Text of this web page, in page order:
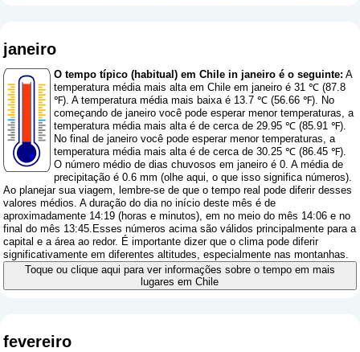
janeiro
O tempo típico (habitual) em Chile in janeiro é o seguinte: A
temperatura média mais alta em Chile em janeiro é 31 ℃ (87.8
℉). A temperatura média mais baixa é 13.7 ℃ (56.66 ℉). No
começando de janeiro você pode esperar menor temperaturas, a
temperatura média mais alta é de cerca de 29.95 ℃ (85.91 ℉).
No final de janeiro você pode esperar menor temperaturas, a
temperatura média mais alta é de cerca de 30.25 ℃ (86.45 ℉).
O número médio de dias chuvosos em janeiro é 0. A média de
precipitação é 0.6 mm (olhe aqui, o que isso significa números).
Ao planejar sua viagem, lembre-se de que o tempo real pode diferir desses
valores médios. A duração do dia no início deste mês é de
aproximadamente 14:19 (horas e minutos), em no meio do mês 14:06 e no
final do mês 13:45.Esses números acima são válidos principalmente para a
capital e a área ao redor. É importante dizer que o clima pode diferir
significativamente em diferentes altitudes, especialmente nas montanhas.
Toque ou clique aqui para ver informações sobre o tempo em mais
lugares em Chile
fevereiro